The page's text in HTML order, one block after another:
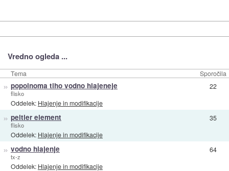
Vredno ogleda ...
Tema Sporočila
» popolnoma tiho vodno hlajeneje
flisko
Oddelek: Hlajenje in modifikacije
22
» peltier element
flisko
Oddelek: Hlajenje in modifikacije
35
» vodno hlajenje
tx-z
Oddelek: Hlajenje in modifikacije
64